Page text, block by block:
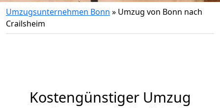
Umzugsunternehmen Bonn » Umzug von Bonn nach
Crailsheim
Kostengünstiger Umzug